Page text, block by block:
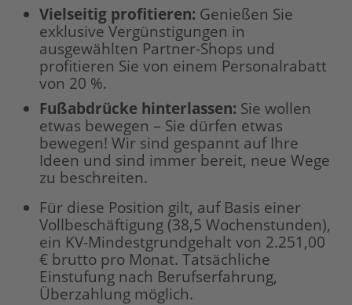
Vielseitig profitieren: Genießen Sie
exklusive Vergünstigungen in
ausgewählten Partner-Shops und
profitieren Sie von einem Personalrabatt
von 20 %.
Fußabdrücke hinterlassen: Sie wollen
etwas bewegen – Sie dürfen etwas
bewegen! Wir sind gespannt auf Ihre
Ideen und sind immer bereit, neue Wege
zu beschreiten.
Für diese Position gilt, auf Basis einer
Vollbeschäftigung (38,5 Wochenstunden),
ein KV-Mindestgrundgehalt von 2.251,00
€ brutto pro Monat. Tatsächliche
Einstufung nach Berufserfahrung,
Überzahlung möglich.